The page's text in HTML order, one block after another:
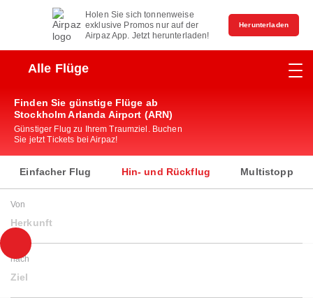
Holen Sie sich tonnenweise
exklusive Promos nur auf der
Airpaz App. Jetzt herunterladen!
Herunterladen
Alle Flüge
Finden Sie günstige Flüge ab
Stockholm Arlanda Airport (ARN)
Günstiger Flug zu Ihrem Traumziel. Buchen
Sie jetzt Tickets bei Airpaz!
Einfacher Flug Hin- und Rückflug Multistopp
Von
Herkunft
nach
Ziel